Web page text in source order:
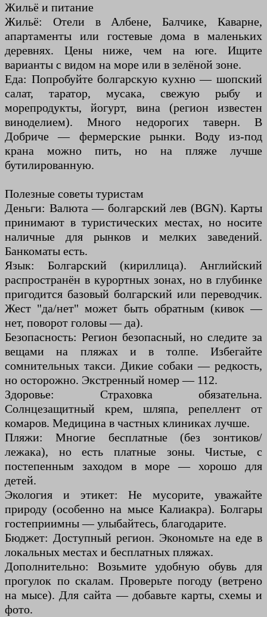
Жильё и питание
Жильё: Отели в Албене, Балчике, Каварне,
апартаменты или гостевые дома в маленьких
деревнях. Цены ниже, чем на юге. Ищите
варианты с видом на море или в зелёной зоне.
Еда: Попробуйте болгарскую кухню — шопский
салат, таратор, мусака, свежую рыбу и
морепродукты, йогурт, вина (регион известен
виноделием). Много недорогих таверн. В
Добриче — фермерские рынки. Воду из-под
крана можно пить, но на пляже лучше
бутилированную.
Полезные советы туристам
Деньги: Валюта — болгарский лев (BGN). Карты
принимают в туристических местах, но носите
наличные для рынков и мелких заведений.
Банкоматы есть.
Язык: Болгарский (кириллица). Английский
распространён в курортных зонах, но в глубинке
пригодится базовый болгарский или переводчик.
Жест "да/нет" может быть обратным (кивок —
нет, поворот головы — да).
Безопасность: Регион безопасный, но следите за
вещами на пляжах и в толпе. Избегайте
сомнительных такси. Дикие собаки — редкость,
но осторожно. Экстренный номер — 112.
Здоровье: Страховка обязательна.
Солнцезащитный крем, шляпа, репеллент от
комаров. Медицина в частных клиниках лучше.
Пляжи: Многие бесплатные (без зонтиков/
лежака), но есть платные зоны. Чистые, с
постепенным заходом в море — хорошо для
детей.
Экология и этикет: Не мусорите, уважайте
природу (особенно на мысе Калиакра). Болгары
гостеприимны — улыбайтесь, благодарите.
Бюджет: Доступный регион. Экономьте на еде в
локальных местах и бесплатных пляжах.
Дополнительно: Возьмите удобную обувь для
прогулок по скалам. Проверьте погоду (ветрено
на мысе). Для сайта — добавьте карты, схемы и
фото.